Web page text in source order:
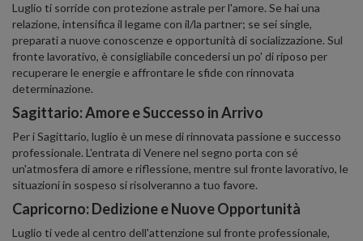
Luglio ti sorride con protezione astrale per l'amore. Se hai una
relazione, intensifica il legame con il/la partner; se sei single,
preparati a nuove conoscenze e opportunità di socializzazione. Sul
fronte lavorativo, è consigliabile concedersi un po' di riposo per
recuperare le energie e affrontare le sfide con rinnovata
determinazione.
Sagittario: Amore e Successo in Arrivo
Per i Sagittario, luglio è un mese di rinnovata passione e successo
professionale. L'entrata di Venere nel segno porta con sé
un'atmosfera di amore e riflessione, mentre sul fronte lavorativo, le
situazioni in sospeso si risolveranno a tuo favore.
Capricorno: Dedizione e Nuove Opportunità
Luglio ti vede al centro dell'attenzione sul fronte professionale,